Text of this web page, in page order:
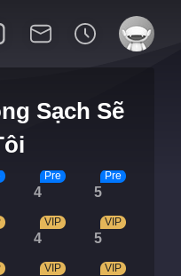
Sạch Sẽ
4
Pre
5
Pre
4
VIP
5
VIP
VIP VIP